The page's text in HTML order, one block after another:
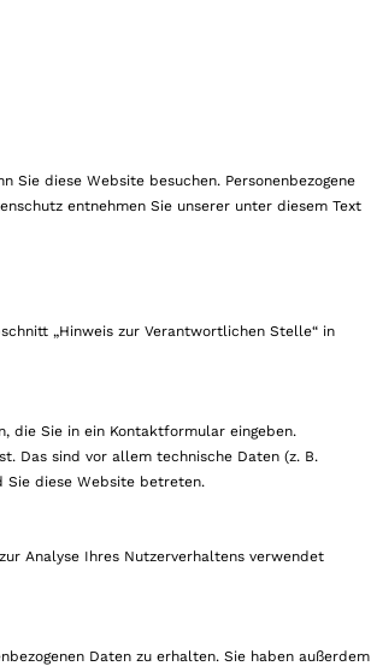
Sie diese Website besuchen. Personenbezogene
entnehmen Sie unserer unter diesem Text
„Hinweis zur Verantwortlichen Stelle“ in
die Sie in ein Kontaktformular eingeben.
Das sind vor allem technische Daten (z. B.
Sie diese Website betreten.
Analyse Ihres Nutzerverhaltens verwendet
Daten zu erhalten. Sie haben außerdem